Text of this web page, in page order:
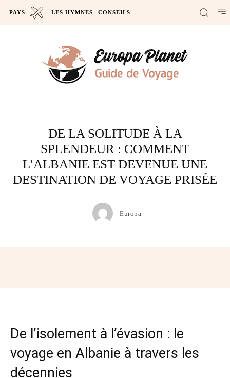
PAYS LES HYMNES CONSEILS
DE LA SOLITUDE À LA
SPLENDEUR : COMMENT
L’ALBANIE EST DEVENUE UNE
DESTINATION DE VOYAGE PRISÉE
Europa
De l’isolement à l’évasion : le
voyage en Albanie à travers les
décennies